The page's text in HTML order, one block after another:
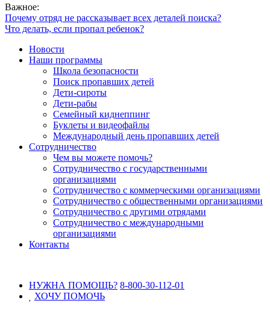
Важное:
Почему отряд не рассказывает всех деталей поиска?
Что делать, если пропал ребенок?
Новости
Наши программы
Школа безопасности
Поиск пропавших детей
Дети-сироты
Дети-рабы
Семейный киднеппинг
Буклеты и видеофайлы
Международный день пропавших детей
Сотрудничество
Чем вы можете помочь?
Сотрудничество с государственными
организациями
Сотрудничество с коммерческими организациями
Сотрудничество с общественными организациями
Сотрудничество с другими отрядами
Сотрудничество с международными
организациями
Контакты
НУЖНА ПОМОЩЬ? 8-800-30-112-01
ХОЧУПОМОЧЬ